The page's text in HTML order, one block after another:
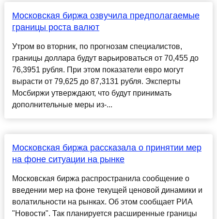
Московская биржа озвучила предполагаемые
границы роста валют
Утром во вторник, по прогнозам специалистов,
границы доллара будут варьироваться от 70,455 до
76,3951 рубля. При этом показатели евро могут
вырасти от 79,625 до 87,3131 рубля. Эксперты
Мосбиржи утверждают, что будут принимать
дополнительные меры из-...
Московская биржа рассказала о принятии мер
на фоне ситуации на рынке
Московская биржа распространила сообщение о
введении мер на фоне текущей ценовой динамики и
волатильности на рынках. Об этом сообщает РИА
"Новости". Так планируется расширенные границы